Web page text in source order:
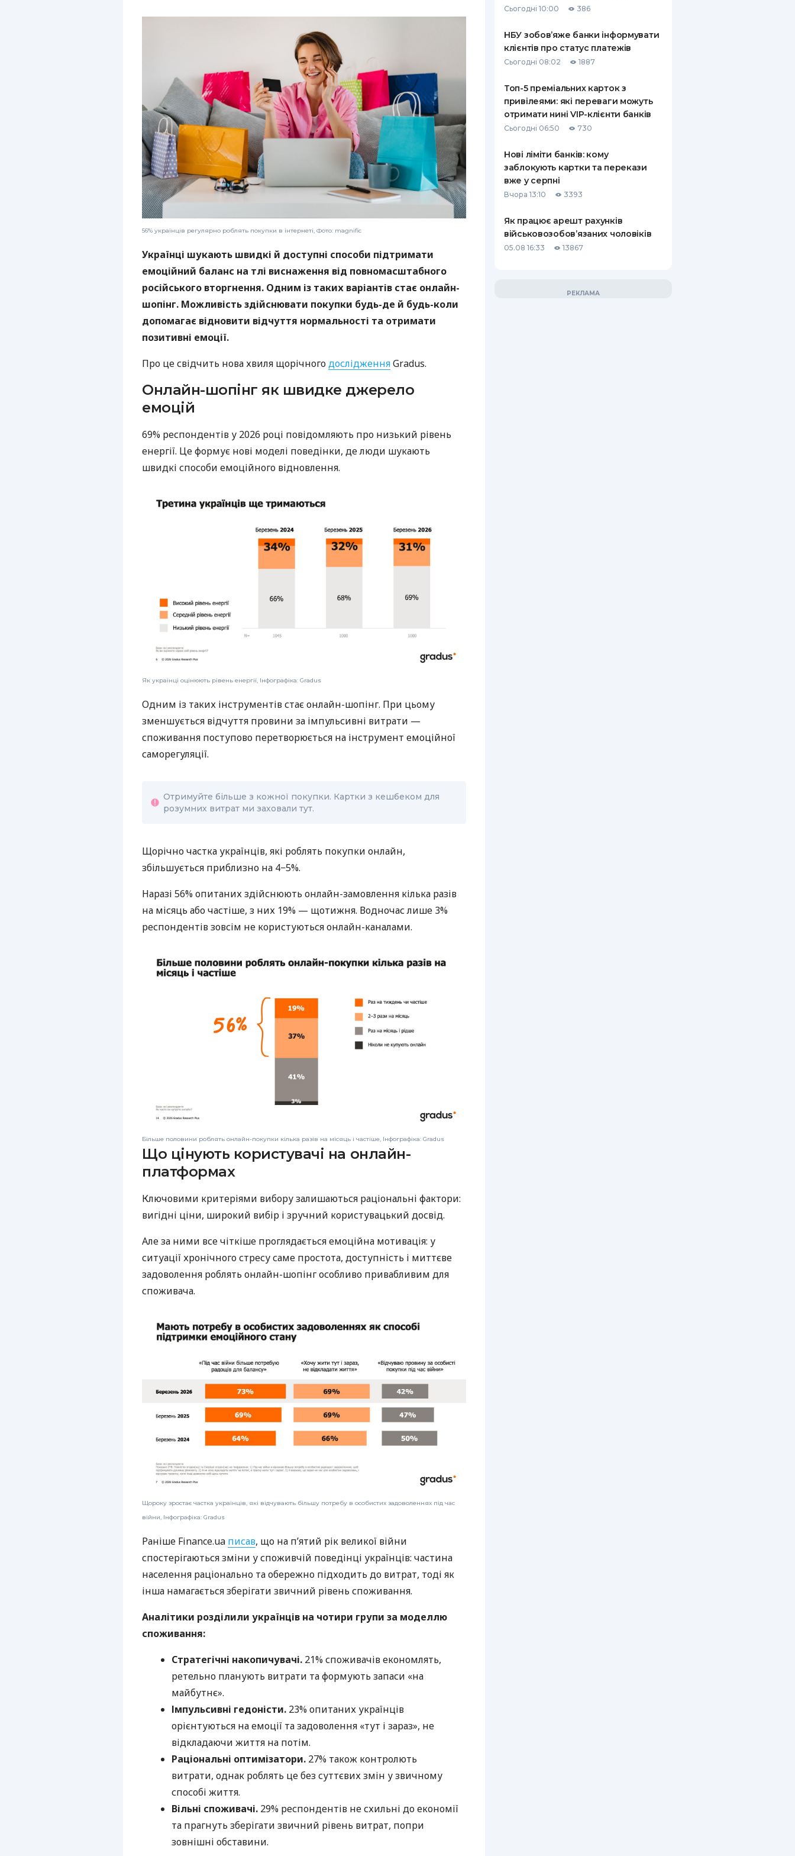
РЕЙТИНГ ДЕБЕТОВИХ
ПУТІВНИКИ ПО
БАНКІВСЬКИХ КАРТКАХ
СТРАХУВАННЮ
ВСІ СТРАХОВІ ПОЛІСИ
ВІДГУКИ ПРО СТРАХОВІ
КОМПАНІЇ
КОНТАКТИ
56% українців регулярно роблять покупки в інтернеті, Фото: magnific
Українці шукають швидкі й доступні способи підтримати
емоційний баланс на тлі виснаження від повномасштабного
російського вторгнення. Одним із таких варіантів стає онлайн-
шопінг. Можливість здійснювати покупки будь-де й будь-коли
допомагає відновити відчуття нормальності та отримати
позитивні емоції.
Про це свідчить нова хвиля щорічногодослідженняGradus.
Онлайн-шопінг як швидке джерело
емоцій
69% респондентів у 2026 році повідомляють про низький рівень
енергії. Це формує нові моделі поведінки, де люди шукають
швидкі способи емоційного відновлення.
Як українці оцінюють рівень енергії, Інфографіка: Gradus
Одним із таких інструментів стає онлайн-шопінг. При цьому
зменшується відчуття провини за імпульсивні витрати —
споживання поступово перетворюється на інструмент емоційної
саморегуляції.
Отримуйте більше з кожної покупки. Картки з кешбеком для
розумних витрат ми заховали тут.
Щорічно частка українців, які роблять покупки онлайн,
збільшується приблизно на 4−5%.
Наразі 56% опитаних здійснюють онлайн-замовлення кілька разів
на місяць або частіше, з них 19% — щотижня. Водночас лише 3%
респондентів зовсім не користуються онлайн-каналами.
Більше половини роблять онлайн-покупки кілька разів на місяць і частіше, Інфографіка: Gradus
Що цінують користувачі на онлайн-
платформах
Ключовими критеріями вибору залишаються раціональні фактори:
вигідні ціни, широкий вибір і зручний користувацький досвід.
Але за ними все чіткіше проглядається емоційна мотивація: у
ситуації хронічного стресу саме простота, доступність і миттєве
задоволення роблять онлайн-шопінг особливо привабливим для
споживача.
Щороку зростає частка українців, які відчувають більшу потребу в особистих задоволеннях під час
війни, Інфографіка: Gradus
Раніше Finance.ua писав, що на пʼятий рік великої війни
спостерігаються зміни у споживчій поведінці українців: частина
населення раціонально та обережно підходить до витрат, тоді як
інша намагається зберігати звичний рівень споживання.
Аналітики розділили українців на чотири групи за моделлю
споживання:
Стратегічні накопичувачі. 21% споживачів економлять,
ретельно планують витрати та формують запаси «на
майбутнє».
Імпульсивні гедоністи. 23% опитаних українців
орієнтуються на емоції та задоволення «тут і зараз», не
відкладаючи життя на потім.
Раціональні оптимізатори. 27% також контролють
витрати, однак роблять це без суттєвих змін у звичному
способі життя.
Вільні споживачі. 29% респондентів не схильні до економії
та прагнуть зберігати звичний рівень витрат, попри
зовнішні обставини.
Сьогодні 10:00 386
НБУ зобов’яже банки інформувати
клієнтів про статус платежів
Сьогодні 08:02 1887
Топ-5 преміальних карток з
привілеями: які переваги можуть
отримати нині VIP-клієнти банків
Сьогодні 06:50 730
Нові ліміти банків: кому
заблокують картки та перекази
вже у серпні
Вчора 13:10 3393
Як працює арешт рахунків
військовозобов’язаних чоловіків
05.08 16:33 13867